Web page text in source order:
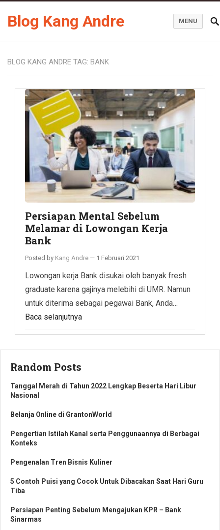
Blog Kang Andre MENU
BLOG KANG ANDRE TAG: BANK
Persiapan Mental Sebelum
Melamar di Lowongan Kerja
Bank
Posted by Kang Andre — 1 Februari 2021
Lowongan kerja Bank disukai oleh banyak fresh
graduate karena gajinya melebihi di UMR. Namun
untuk diterima sebagai pegawai Bank, Anda…
Baca selanjutnya
Random Posts
Tanggal Merah di Tahun 2022 Lengkap Beserta Hari Libur
Nasional
Belanja Online di GrantonWorld
Pengertian Istilah Kanal serta Penggunaannya di Berbagai
Konteks
Pengenalan Tren Bisnis Kuliner
5 Contoh Puisi yang Cocok Untuk Dibacakan Saat Hari Guru
Tiba
Persiapan Penting Sebelum Mengajukan KPR – Bank
Sinarmas